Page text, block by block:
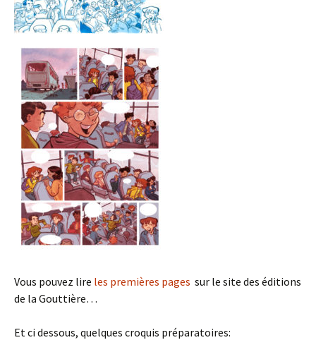
Vous pouvez lire les premières pages sur le site des éditions
de la Gouttière…
Et ci dessous, quelques croquis préparatoires: